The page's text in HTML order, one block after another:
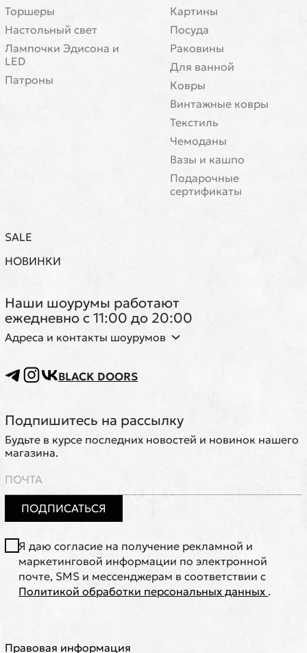
Торшеры
Настольный свет
Лампочки Эдисона и
LED
Патроны
Картины
Посуда
Раковины
Для ванной
Ковры
Винтажные ковры
Текстиль
Чемоданы
Вазы и кашпо
Подарочные
сертификаты
SALE
НОВИНКИ
Наши шоурумы работают
ежедневно с 11:00 до 20:00
Адреса и контакты шоурумов
BLACK DOORS
Подпишитесь на рассылку
Будьте в курсе последних новостей и новинок нашего
магазина.
ПОДПИСАТЬСЯ
Я даю согласие на получение рекламной и
маркетинговой информации по электронной
почте, SMS и мессенджерам в соответствии с
Политикой обработки персональных данных .
Правовая информация